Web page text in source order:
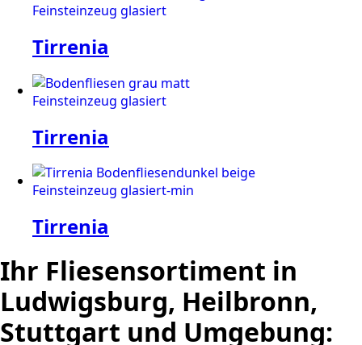
Tirrenia
Tirrenia
Tirrenia
Ihr Fliesensortiment in
Ludwigsburg, Heilbronn,
Stuttgart und Umgebung: